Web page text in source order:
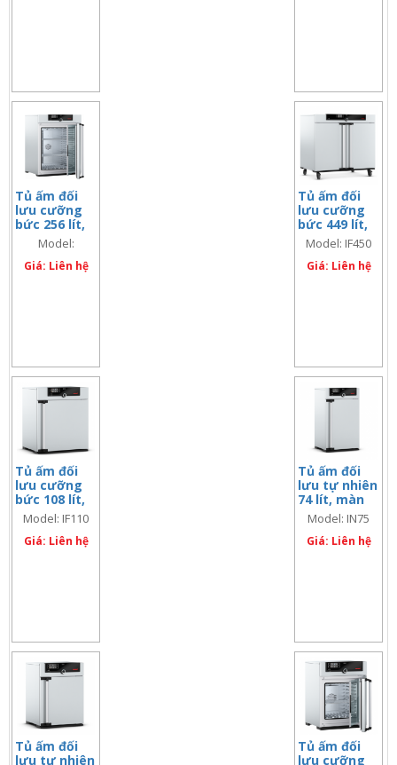
Tủ ấm đối
lưu cưỡng
bức 256 lít,
màn hình đôi
Model:
IF260Plus
Giá: Liên hệ
Tủ ấm đối
lưu cưỡng
bức 449 lít,
màn hình
đơn
Model: IF450
Giá: Liên hệ
Tủ ấm đối
lưu cưỡng
bức 108 lít,
màn hình
đơn
Model: IF110
Giá: Liên hệ
Tủ ấm đối
lưu tự nhiên
74 lít, màn
hình đơn
Model: IN75
Giá: Liên hệ
Tủ ấm đối
lưu tự nhiên
Tủ ấm đối
lưu cưỡng